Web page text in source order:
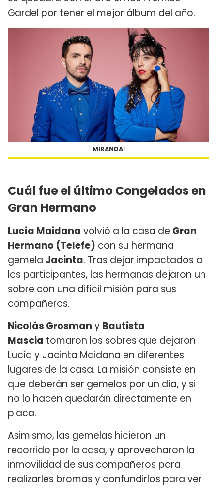
Gardel por tener el mejor álbum del año.
MIRANDA!
Cuál fue el último Congelados en
Gran Hermano
Lucía Maidana volvió a la casa de Gran
Hermano (Telefe) con su hermana
gemela Jacinta. Tras dejar impactados a
los participantes, las hermanas dejaron un
sobre con una difícil misión para sus
compañeros.
Nicolás Grosman y Bautista
Mascia tomaron los sobres que dejaron
Lucía y Jacinta Maidana en diferentes
lugares de la casa. La misión consiste en
que deberán ser gemelos por un día, y si
no lo hacen quedarán directamente en
placa.
Asimismo, las gemelas hicieron un
recorrido por la casa, y aprovecharon la
inmovilidad de sus compañeros para
realizarles bromas y confundirlos para ver